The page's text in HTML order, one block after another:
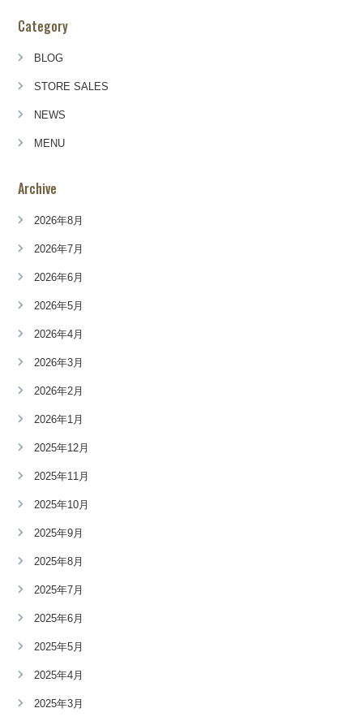
Category
BLOG
STORE SALES
NEWS
MENU
Archive
2026年8月
2026年7月
2026年6月
2026年5月
2026年4月
2026年3月
2026年2月
2026年1月
2025年12月
2025年11月
2025年10月
2025年9月
2025年8月
2025年7月
2025年6月
2025年5月
2025年4月
2025年3月